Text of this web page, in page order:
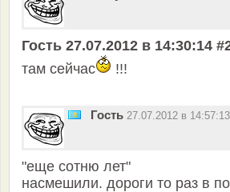
Гость 27.07.2012 в 14:30:14
там сейчас
!!!
Гость 27.07.2012 в
"еще сотню лет"
насмешили. дороги то раз в